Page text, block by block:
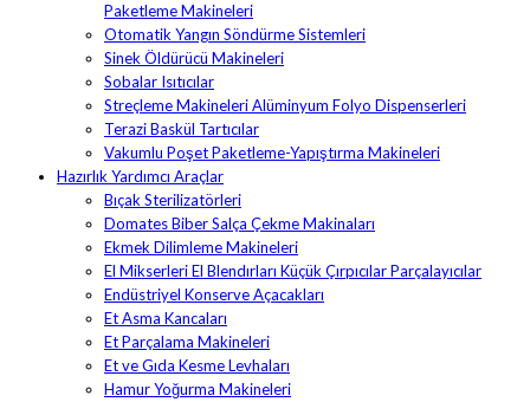
Paketleme Makineleri
Otomatik Yangın Söndürme Sistemleri
Sinek Öldürücü Makineleri
Sobalar Isıtıcılar
Streçleme Makineleri Alüminyum Folyo Dispenserleri
Terazi Baskül Tartıcılar
Vakumlu Poşet Paketleme-Yapıştırma Makineleri
Hazırlık Yardımcı Araçlar
Bıçak Sterilizatörleri
Domates Biber Salça Çekme Makinaları
Ekmek Dilimleme Makineleri
El Mikserleri El Blendırları Küçük Çırpıcılar Parçalayıcılar
Endüstriyel Konserve Açacakları
Et Asma Kancaları
Et Parçalama Makineleri
Et ve Gıda Kesme Levhaları
Hamur Yoğurma Makineleri